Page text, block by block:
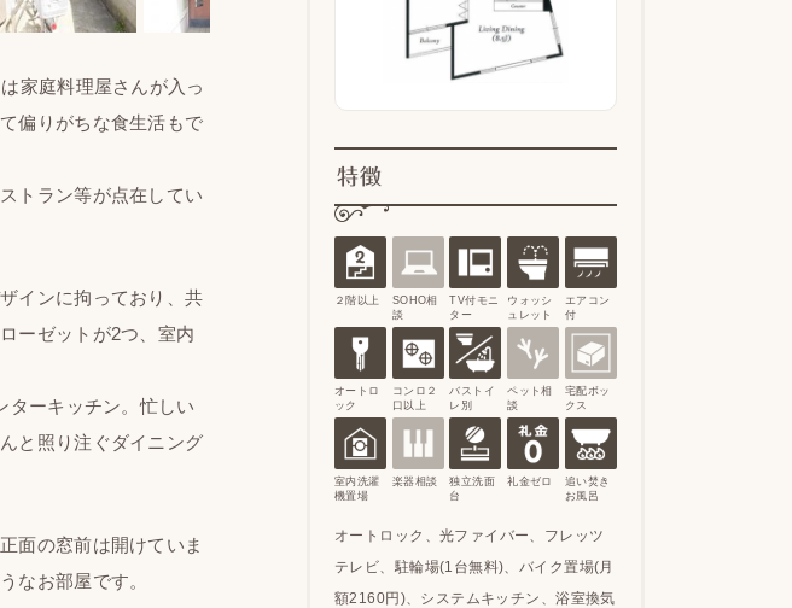
家庭料理屋さんが入っ
偏りがちな食生活もで
トラン等が点在してい
インに拘っており、共
ーゼットが2つ、室内
ーキッチン。忙しい
と照り注ぐダイニング
面の窓前は開けていま
なお部屋です。
特徴
２階以上
SOHO相
談
TV付モニ
ター
ウォッシ
ュレット
エアコン
付
オートロ
ック
コンロ２
口以上
バストイ
レ別
ペット相
談
宅配ボッ
クス
室内洗濯
機置場
楽器相談
独立洗面
台
礼金ゼロ
追い焚き
お風呂
オートロック、光ファイバー、フレッツ
テレビ、駐輪場(1台無料)、バイク置場(月
額2160円)、システムキッチン、浴室換気